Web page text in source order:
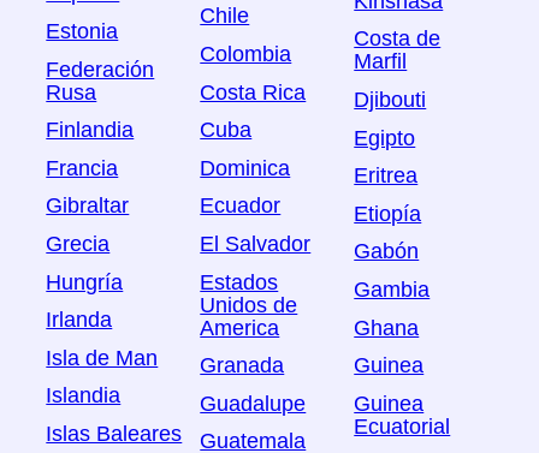
Estonia
Federación
Rusa
Finlandia
Francia
Gibraltar
Grecia
Hungría
Irlanda
Isla de Man
Islandia
Islas Baleares
Chile
Colombia
Costa Rica
Cuba
Dominica
Ecuador
El Salvador
Estados
Unidos de
America
Granada
Guadalupe
Guatemala
Costa de
Marfil
Djibouti
Egipto
Eritrea
Etiopía
Gabón
Gambia
Ghana
Guinea
Guinea
Ecuatorial